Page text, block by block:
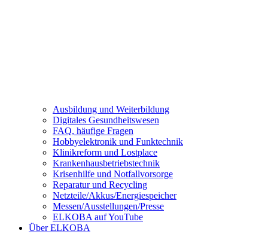
Ausbildung und Weiterbildung
Digitales Gesundheitswesen
FAQ, häufige Fragen
Hobbyelektronik und Funktechnik
Klinikreform und Lostplace
Krankenhausbetriebstechnik
Krisenhilfe und Notfallvorsorge
Reparatur und Recycling
Netzteile/Akkus/Energiespeicher
Messen/Ausstellungen/Presse
ELKOBA auf YouTube
Über ELKOBA